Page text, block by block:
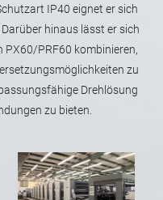
IP40 eignet er sich
hinaus lässt er sich
PX60/PRF60 kombinieren,
zu
Drehlösung
zu bieten.